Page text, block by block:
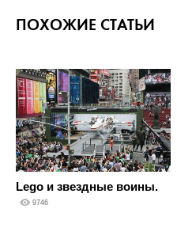
ПОХОЖИЕ СТАТЬИ
Lego и звездные воины.
9746